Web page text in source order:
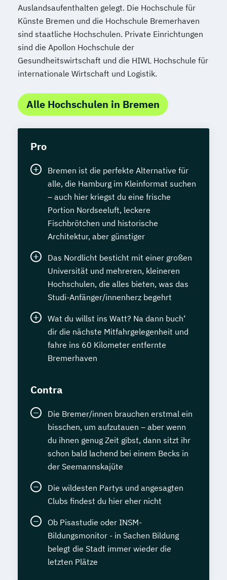
Auslandsaufenthalten gelegt. Die Hochschule für
Künste Bremen und die Hochschule Bremerhaven
sind staatliche Hochschulen. Private Einrichtungen
sind die Apollon Hochschule der
Gesundheitswirtschaft und die HIWL Hochschule für
internationale Wirtschaft und Logistik.
Alle Hochschulen in Bremen
Pro
Bremen ist die perfekte Alternative für
alle, die Hamburg im Kleinformat suchen
– auch hier kriegst du eine frische
Portion Nordseeluft, leckere
Fischbrötchen und historische
Architektur, aber günstiger
Das Nordlicht besticht mit einer großen
Universität und mehreren, kleineren
Hochschulen, die alles bieten, was das
Studi-Anfänger/innenherz begehrt
Wat du willst ins Watt? Na dann buch‘
dir die nächste Mitfahrgelegenheit und
fahre ins 60 Kilometer entfernte
Bremerhaven
Contra
Die Bremer/innen brauchen erstmal ein
bisschen, um aufzutauen – aber wenn
du ihnen genug Zeit gibst, dann sitzt ihr
schon bald lachend bei einem Becks in
der Seemannskajüte
Die wildesten Partys und angesagten
Clubs findest du hier eher nicht
Ob Pisastudie oder INSM-
Bildungsmonitor - in Sachen Bildung
belegt die Stadt immer wieder die
letzten Plätze